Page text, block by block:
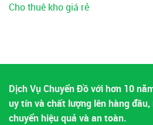
Cho thuê kho giá rẻ
Dịch Vụ Chuyển Đồ với hơn 10
uy tín và chất lượng lên hàng
chuyển hiệu quả và an toàn.